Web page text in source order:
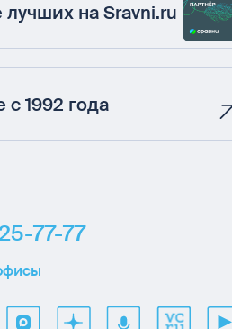
лучших на Sravni.ru
с 1992 года
77-77